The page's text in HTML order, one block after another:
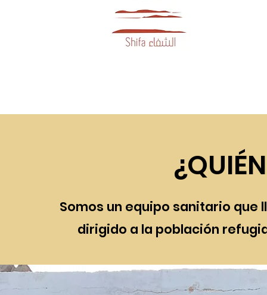
Somos un equipo sanitario
dirigido a la población